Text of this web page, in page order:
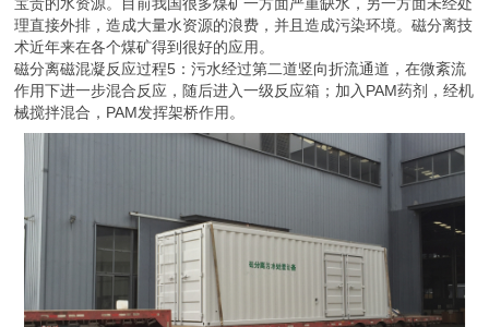
理直接外排，造成大量水资源的浪费，并且造成污染环境。磁分离技
术近年来在各个煤矿得到很好的应用。
磁分离磁混凝反应过程5：污水经过第二道竖向折流通道，在微紊流
作用下进一步混合反应，随后进入一级反应箱；加入PAM药剂，经机
械搅拌混合，PAM发挥架桥作用。